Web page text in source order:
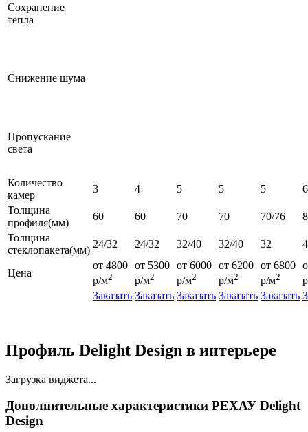
Сохранение
тепла
Снижение шума
Пропускание
света
Количество
камер
3 4 5 5 5
6
Толщина
профиля(мм)
60 60 70 70 70/76
Толщина
стеклопакета(мм)
24/32 24/32 32/40 32/40 32
Цена
от 4800
р/м2
от 5300
р/м2
от 6000
р/м2
от 6200
р/м2
от 6800
р/м2
Заказать Заказать Заказать Заказать Заказать
Профиль Delight Design в интерьере
Загрузка виджета...
Дополнительные характеристики РЕХАУ Delight
Design